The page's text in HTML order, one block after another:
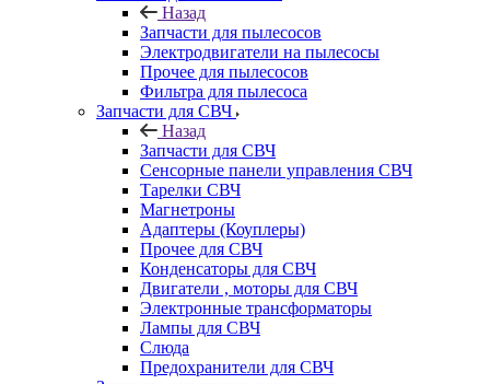
Назад
Запчасти для пылесосов
Электродвигатели на пылесосы
Прочее для пылесосов
Фильтра для пылесоса
Запчасти для СВЧ
Назад
Запчасти для СВЧ
Сенсорные панели управления СВЧ
Тарелки СВЧ
Магнетроны
Адаптеры (Коуплеры)
Прочее для СВЧ
Конденсаторы для СВЧ
Двигатели , моторы для СВЧ
Электронные трансформаторы
Лампы для СВЧ
Слюда
Предохранители для СВЧ